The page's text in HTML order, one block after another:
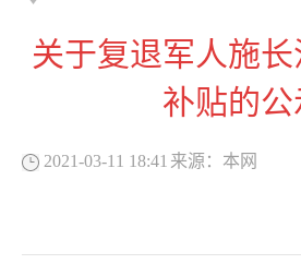
关于复退军人施
补贴的公
2021-03-11 18:41 来源： 本网